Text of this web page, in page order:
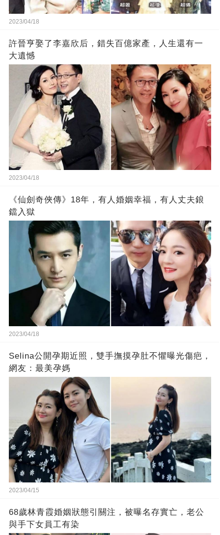
2023/04/18
許晉亨娶了李嘉欣后，錯失百億家產，人生還有一
大遺憾
2023/04/18
《仙劍奇俠傳》18年，有人婚姻幸福，有人丈夫鋃
鐺入獄
2023/04/18
Selina公開孕期近照，雙手撫摸孕肚不懼曝光傷疤，
網友：最美孕媽
2023/04/15
68歲林青霞婚姻狀態引關注，被曝名存實亡，老公
與手下女員工有染